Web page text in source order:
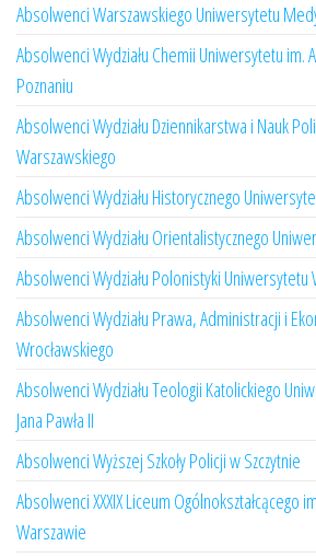
Absolwenci Warszawskiego Uniwersytetu
Absolwenci Wydziału Chemii Uniwersytetu im.
Poznaniu
Absolwenci Wydziału Dziennikarstwa i Nauk
Warszawskiego
Absolwenci Wydziału Historycznego
Absolwenci Wydziału Orientalistycznego
Absolwenci Wydziału Polonistyki Uniwersytetu
Absolwenci Wydziału Prawa, Administracji i
Wrocławskiego
Absolwenci Wydziału Teologii Katolickiego
Jana Pawła II
Absolwenci Wyższej Szkoły Policji w Szczytnie
Absolwenci XXXIX Liceum Ogólnokształcącego
Warszawie